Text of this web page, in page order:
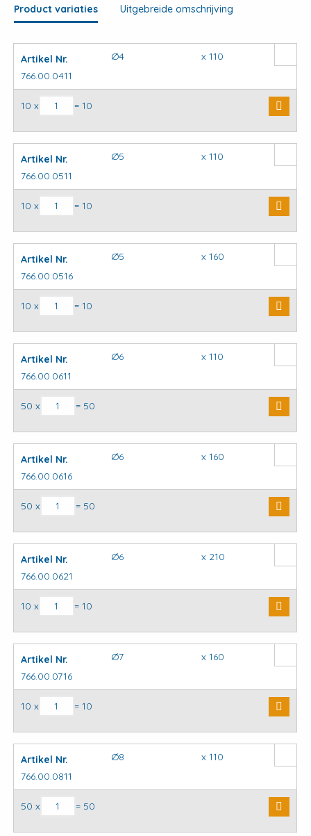
Product variaties Uitgebreide omschrijving
Artikel Nr.
766.00.0411
Ø4 x 110
SDS plus hamerboor aantal
10 x = 10
Artikel Nr.
766.00.0511
Ø5 x 110
SDS plus hamerboor aantal
10 x = 10
Artikel Nr.
766.00.0516
Ø5 x 160
SDS plus hamerboor aantal
10 x = 10
Artikel Nr.
766.00.0611
Ø6 x 110
SDS plus hamerboor aantal
50 x = 50
Artikel Nr.
766.00.0616
Ø6 x 160
SDS plus hamerboor aantal
50 x = 50
Artikel Nr.
766.00.0621
Ø6 x 210
SDS plus hamerboor aantal
10 x = 10
Artikel Nr.
766.00.0716
Ø7 x 160
SDS plus hamerboor aantal
10 x = 10
Artikel Nr.
766.00.0811
Ø8 x 110
SDS plus hamerboor aantal
50 x = 50